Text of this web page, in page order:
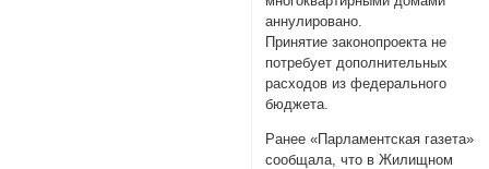
аннулировано.
Принятие законопроекта не
потребует дополнительных
расходов из федерального
бюджета.
Ранее «Парламентская газета»
сообщала, что в Жилищном